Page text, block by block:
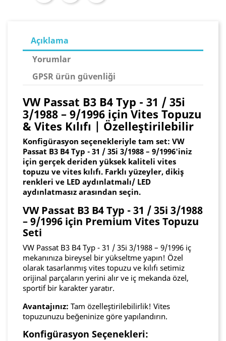
Açıklama
Yorumlar
GPSR ürün güvenliği
VW Passat B3 B4 Typ - 31 / 35i
3/1988 – 9/1996 için Vites Topuzu
& Vites Kılıfı | Özelleştirilebilir
Konfigürasyon seçenekleriyle tam set: VW
Passat B3 B4 Typ - 31 / 35i 3/1988 – 9/1996'iniz
için gerçek deriden yüksek kaliteli vites
topuzu ve vites kılıfı. Farklı yüzeyler, dikiş
renkleri ve LED aydınlatmalı/ LED
aydınlatmasız arasından seçin.
VW Passat B3 B4 Typ - 31 / 35i 3/1988
– 9/1996 için Premium Vites Topuzu
Seti
VW Passat B3 B4 Typ - 31 / 35i 3/1988 – 9/1996 iç
mekanınıza bireysel bir yükseltme yapın! Özel
olarak tasarlanmış vites topuzu ve kılıfı setimiz
orijinal parçaların yerini alır ve iç mekanda özel,
sportif bir karakter yaratır.
Avantajınız: Tam özelleştirilebilirlik! Vites
topuzunuzu beğeninize göre yapılandırın.
Konfigürasyon Seçenekleri: